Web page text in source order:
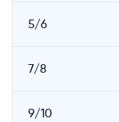
5/6
7/8
9/10